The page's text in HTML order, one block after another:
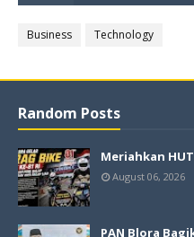
Business Technology
Random Posts
Meriahkan
August 06, 2026
PAN Blora